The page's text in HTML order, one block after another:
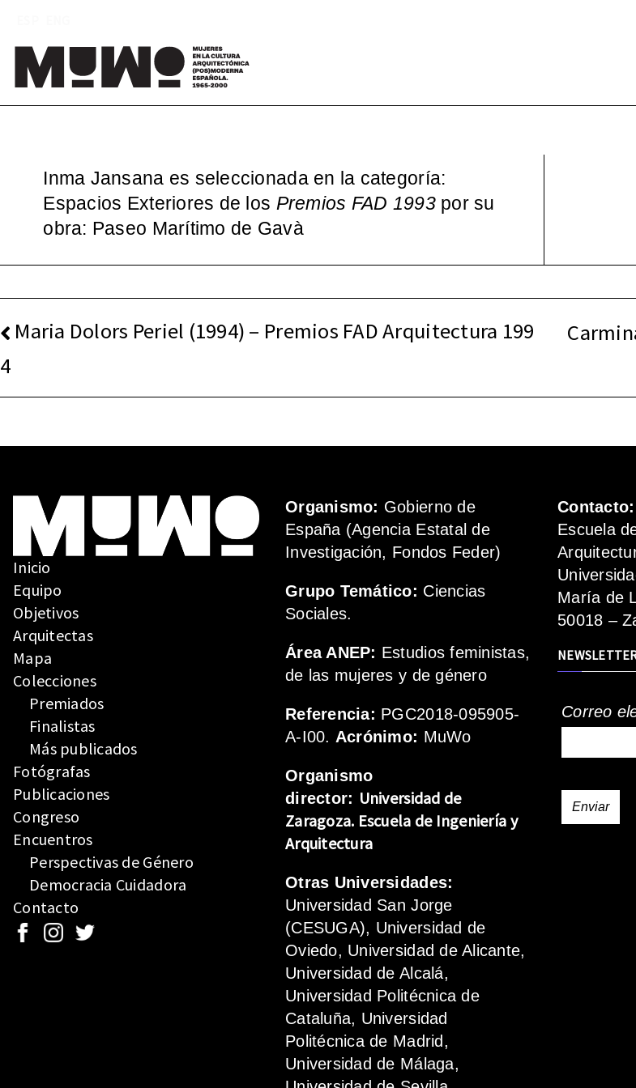
al
contenido
MuWo – Mujeres
Inma Jansana es seleccionada en la categoría:
Espacios Exteriores de los Premios FAD 1993por su
obra: Paseo Marítimo de Gavà
NAVEGACIÓN
DE
ENTRADAS
Maria Dolors Periel (1994) – Premios FAD Arquitectura 199
4
Inicio
Equipo
Objetivos
Arquitectas
Mapa
Colecciones
Premiados
Finalistas
Más publicados
Fotógrafas
Publicaciones
Congreso
Encuentros
Perspectivas de Género
Democracia Cuidadora
Contacto
Organismo: Gobierno de
España (Agencia Estatal de
Investigación, Fondos Feder)
Grupo Temático: Ciencias
Sociales.
Área ANEP: Estudios feministas,
de las mujeres y de género
Referencia: PGC2018-095905-
A-I00. Acrónimo: MuWo
Organismo
director: Universidad de
Zaragoza. Escuela de Ingeniería y
Arquitectura
Otras Universidades:
Universidad San Jorge
(CESUGA), Universidad de
Oviedo, Universidad de Alicante,
Universidad de Alcalá,
Universidad Politécnica de
Cataluña, Universidad
Politécnica de Madrid,
Universidad de Málaga,
Contacto:
Escuela
María de
50018 –
Correo